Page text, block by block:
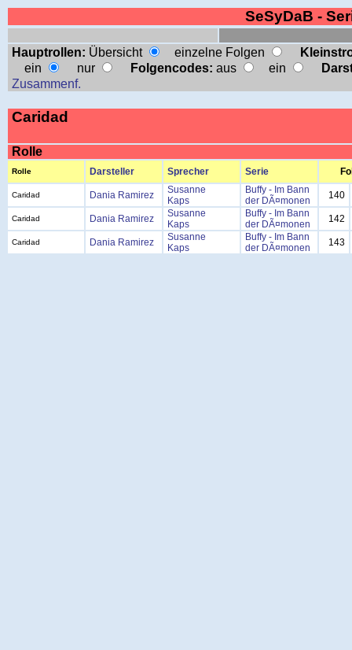
SeSyDaB -
Hauptrollen: Übersicht einzelne Folgen
ein
nur Folgencodes: aus ein
Zusammenf.
Caridad
Rolle
Rolle Darsteller Sprecher Serie
Caridad Dania Ramirez
Susanne
Kaps
Buffy - Im Bann
der DÃ¤monen
140
Caridad Dania Ramirez
Susanne
Kaps
Buffy - Im Bann
der DÃ¤monen
142
Caridad Dania Ramirez
Susanne
Kaps
Buffy - Im Bann
der DÃ¤monen
143